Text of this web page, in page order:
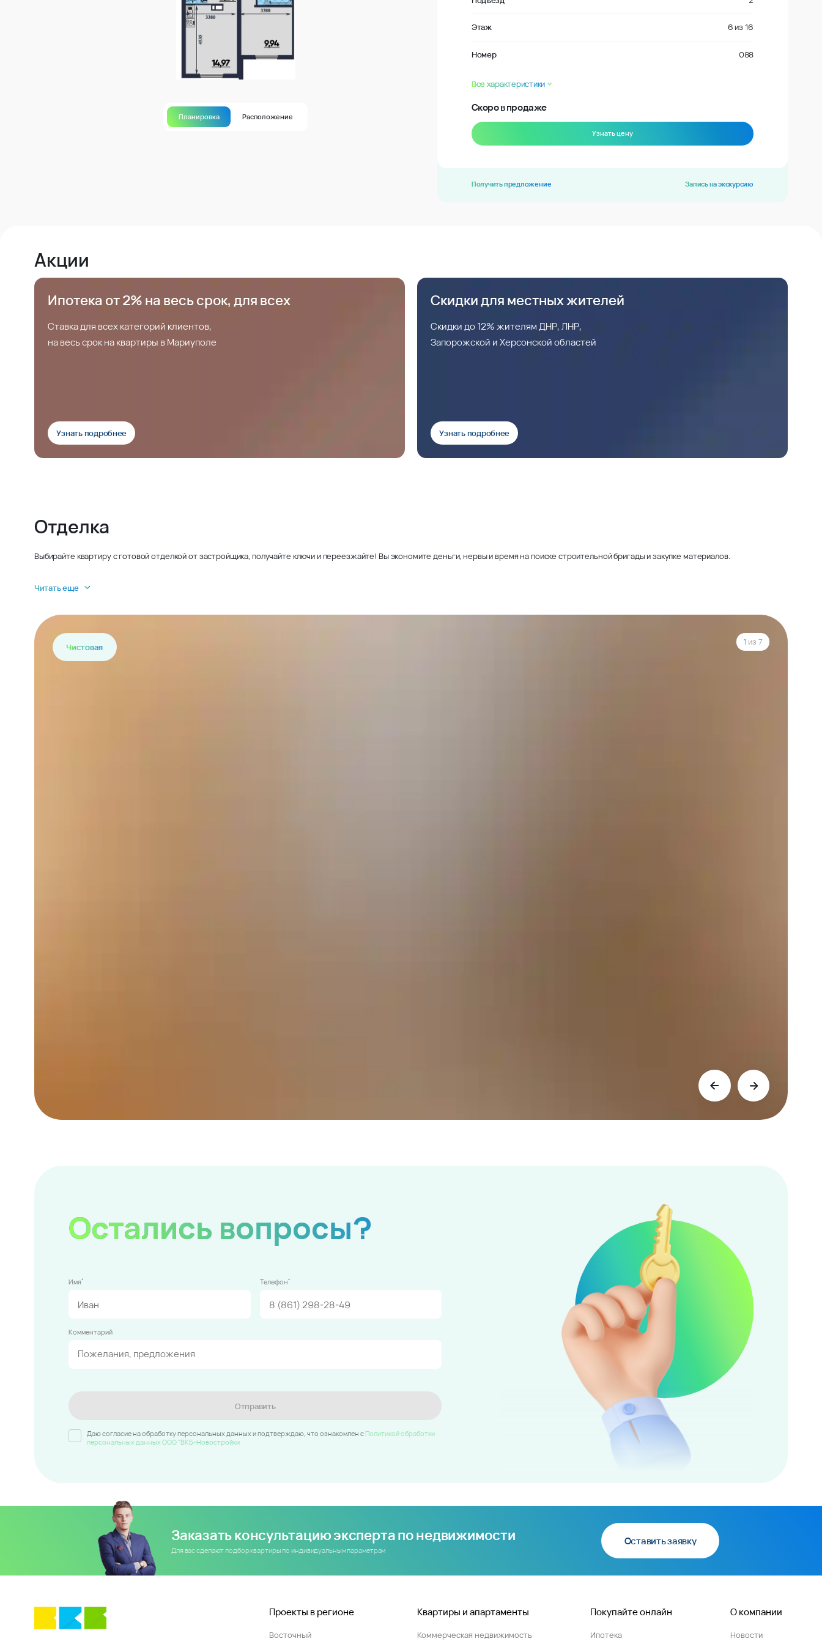
Планировка Расположение
Этаж 6 из 16
Номер 088
Все характеристики
Скоро в продаже
Узнать цену
Получить предложение Запись на экскурсию
Акции
Ипотека от 2% на весь срок, для всех
Ставка для всех категорий клиентов,
на весь срок на квартиры в Мариуполе
Узнать подробнее
Скидки для местных жителей
Скидки до 12% жителям ДНР, ЛНР,
Запорожской и Херсонской областей
Узнать подробнее
Отделка
Выбирайте квартиру с готовой отделкой от застройщика, получайте ключи и переезжайте! Вы экономите деньги, нервы и время на поиске строительной бригады и закупке материалов.
Читать еще
Чистовая
1 из 7
Остались вопросы?
Имя* Телефон*
Комментарий
Отправить
Даю согласие на обработку персональных данных и подтверждаю, что ознакомлен c Политикой обработки
персональных данных ООО "ВКБ-Новостройки
Заказать консультацию эксперта по недвижимости
Для вас сделают подбор квартиры по индивидуальным параметрам
Оставить заявку
Проекты в регионе
Восточный
Квартиры и апартаменты
Коммерческая недвижимость
Покупайте онлайн
Ипотека
О компании
Новости